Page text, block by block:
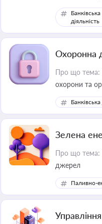
Банківська
діяльність
Охоронна
Про що тема:
охорони та
Банківська
Зелена
Про що тема:
джерел
Паливно-